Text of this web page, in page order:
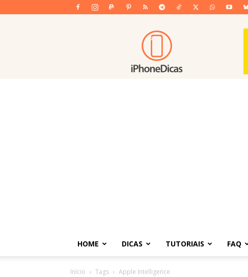
iPhoneDicas
HOME DICAS TUTORIAIS FAQ
Início Tags Apple Intelligence